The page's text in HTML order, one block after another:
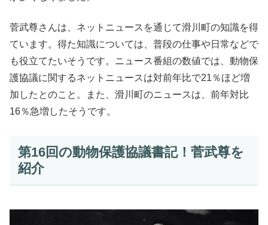
菅武尊さんは、ネットニュースを通じて滑川町の知識を得
ています。得た知識については、普段の仕事や日常などで
も役立てたいそうです。ニュース番組の数値では、動物保
護協議に関するネットニュースは対前年比で21％ほど増
加したとのこと。また、滑川町のニュースは、前年対比
16％急増したそうです。
第16回の動物保護協議書記！菅武尊を
紹介